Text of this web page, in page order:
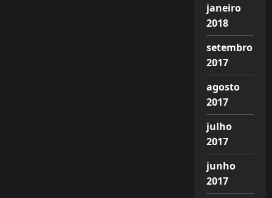
janeiro
2018
setembro
2017
agosto
2017
julho
2017
junho
2017